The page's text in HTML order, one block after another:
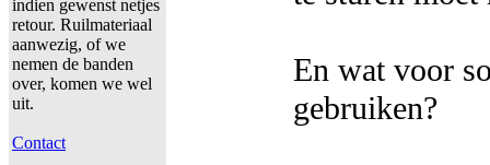
indien gewenst netjes
retour. Ruilmateriaal
aanwezig, of we
nemen de banden
over, komen we wel
uit.
Contact
En wat voor
gebruiken?